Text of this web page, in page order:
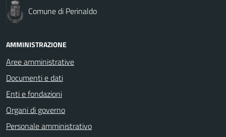
Comune di Perinaldo
AMMINISTRAZIONE
Aree amministrative
Documenti e dati
Enti e fondazioni
Organi di governo
Personale amministrativo